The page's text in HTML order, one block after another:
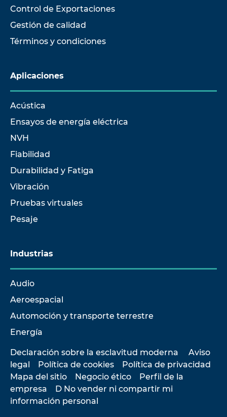
Control de Exportaciones
Gestión de calidad
Términos y condiciones
Aplicaciones
Acústica
Ensayos de energía eléctrica
NVH
Fiabilidad
Durabilidad y Fatiga
Vibración
Pruebas virtuales
Pesaje
Industrias
Audio
Aeroespacial
Automoción y transporte terrestre
Energía
Declaración sobre la esclavitud moderna
Aviso
legal
Política de cookies
Política de privacidad
Mapa del sitio
Negocio ético
Perfil de la
empresa
D No vender ni compartir mi
información personal